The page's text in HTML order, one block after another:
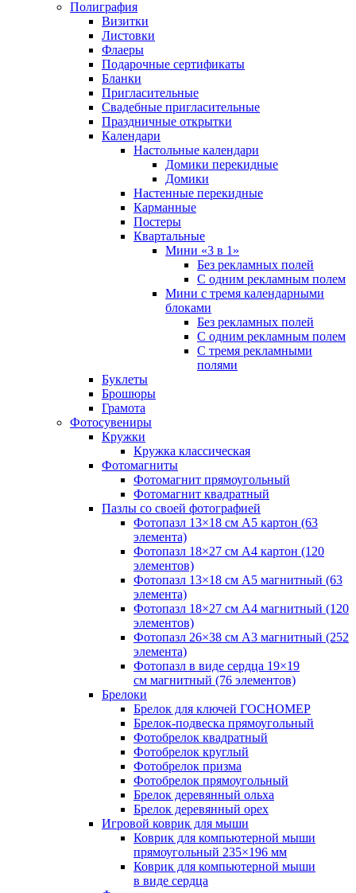
Полиграфия
Визитки
Листовки
Флаеры
Подарочные сертификаты
Бланки
Пригласительные
Свадебные пригласительные
Праздничные открытки
Календари
Настольные календари
Домики перекидные
Домики
Настенные перекидные
Карманные
Постеры
Квартальные
Мини «3 в 1»
Без рекламных полей
С одним рекламным полем
Мини с тремя календарными
блоками
Без рекламных полей
С одним рекламным полем
С тремя рекламными
полями
Буклеты
Брошюры
Грамота
Фотосувениры
Кружки
Кружка классическая
Фотомагниты
Фотомагнит прямоугольный
Фотомагнит квадратный
Пазлы со своей фотографией
Фотопазл 13×18 см А5 картон (63
элемента)
Фотопазл 18×27 см А4 картон (120
элементов)
Фотопазл 13×18 см А5 магнитный (63
элемента)
Фотопазл 18×27 см А4 магнитный (120
элементов)
Фотопазл 26×38 см А3 магнитный (252
элемента)
Фотопазл в виде сердца 19×19
см магнитный (76 элементов)
Брелоки
Брелок для ключей ГОСНОМЕР
Брелок-подвеска прямоугольный
Фотобрелок квадратный
Фотобрелок круглый
Фотобрелок призма
Фотобрелок прямоугольный
Брелок деревянный ольха
Брелок деревянный орех
Игровой коврик для мыши
Коврик для компьютерной мыши
прямоугольный 235×196 мм
Коврик для компьютерной мыши
в виде сердца